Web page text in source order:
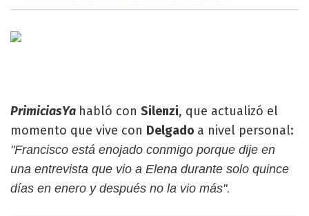
PrimiciasYa habló con Silenzi, que actualizó el
momento que vive con Delgado a nivel personal:
"Francisco está enojado conmigo porque dije en
una entrevista que vio a Elena durante solo quince
días en enero y después no la vio más".